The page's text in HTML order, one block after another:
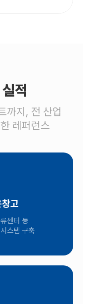
적
까지, 전 산업
레퍼런스
고
센터 등
스템 구축